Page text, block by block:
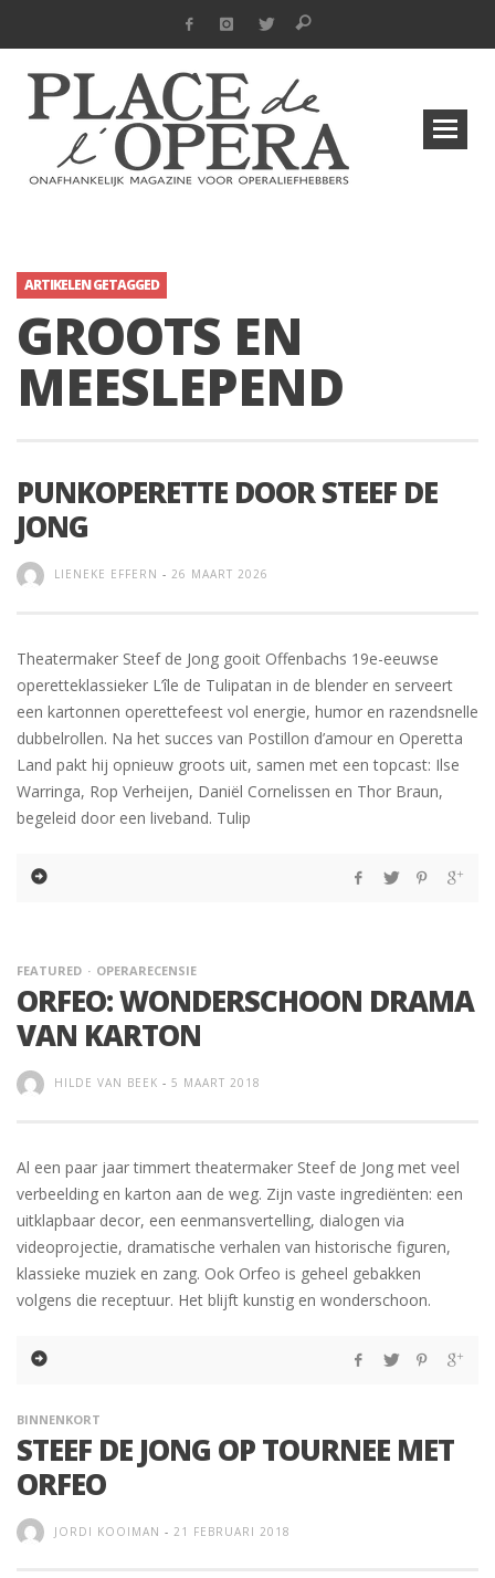
ARTIKELEN GETAGGED
GROOTS EN
MEESLEPEND
PUNKOPERETTE DOOR STEEF DE
JONG
LIENEKE EFFERN - 26 MAART 2026
Theatermaker Steef de Jong gooit Offenbachs 19e-eeuwse
operetteklassieker L’île de Tulipatan in de blender en serveert
een kartonnen operettefeest vol energie, humor en razendsnelle
dubbelrollen. Na het succes van Postillon d’amour en Operetta
Land pakt hij opnieuw groots uit, samen met een topcast: Ilse
Warringa, Rop Verheijen, Daniël Cornelissen en Thor Braun,
begeleid door een liveband. Tulip
FEATURED OPERARECENSIE
ORFEO: WONDERSCHOON DRAMA
VAN KARTON
HILDE VAN BEEK - 5 MAART 2018
Al een paar jaar timmert theatermaker Steef de Jong met veel
verbeelding en karton aan de weg. Zijn vaste ingrediënten: een
uitklapbaar decor, een eenmansvertelling, dialogen via
videoprojectie, dramatische verhalen van historische figuren,
klassieke muziek en zang. Ook Orfeo is geheel gebakken
volgens die receptuur. Het blijft kunstig en wonderschoon.
BINNENKORT
STEEF DE JONG OP TOURNEE MET
ORFEO
JORDI KOOIMAN - 21 FEBRUARI 2018